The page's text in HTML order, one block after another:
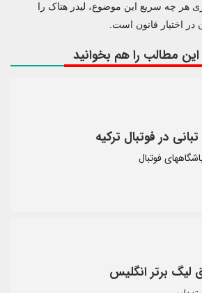
هر چه سریع این موضوع، لیدر هتاک را
در اختیار قانون است.
مطالب را هم بخوانید
در فوتبال ترکیه
فوتبال
لیگ برتر انگلیس